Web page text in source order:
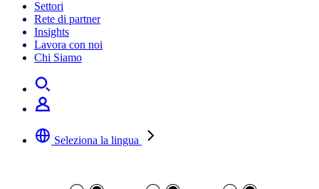
Settori
Rete di partner
Insights
Lavora con noi
Chi Siamo
Seleziona la lingua